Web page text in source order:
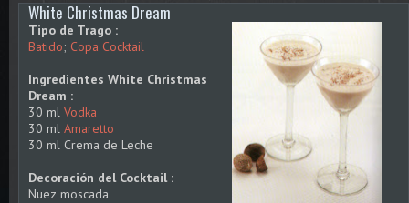
White Christmas Dream
Tipo de Trago :
Batido; Copa Cocktail
Ingredientes White Christmas
Dream :
30 ml Vodka
30 ml Amaretto
30 ml Crema de Leche
Decoración del Cocktail :
Nuez moscada